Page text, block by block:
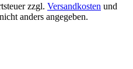
zzgl. Versandkosten und
anders angegeben.